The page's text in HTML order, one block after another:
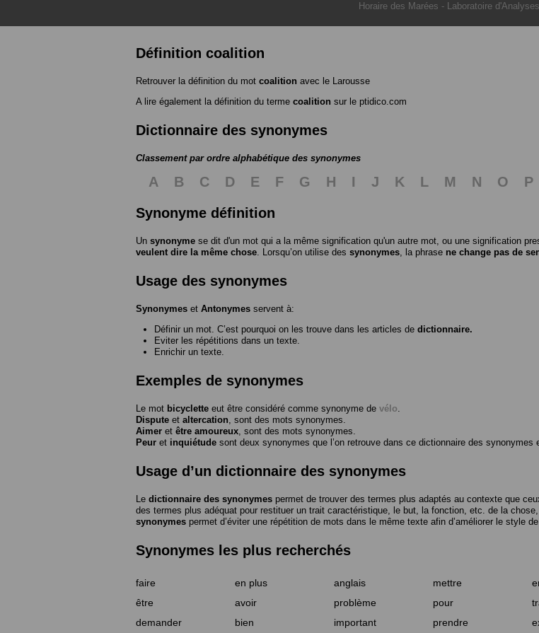
Horaire des Marées - Laboratoire
Définition coalition
Retrouver la définition du mot coalition avec le Larousse
A lire également la définition du terme coalition sur le ptidico.com
Dictionnaire des synonymes
Classement par ordre alphabétique des synonymes
A B C D E F G H I J K L M N O P
Synonyme définition
Un synonyme se dit d'un mot qui a la même signification qu'un autre mot, ou une signification
veulent dire la même chose. Lorsqu’on utilise des synonymes, la phrase ne change pas de
Usage des synonymes
Synonymes et Antonymes servent à:
Définir un mot. C’est pourquoi on les trouve dans les articles de dictionnaire.
Eviter les répétitions dans un texte.
Enrichir un texte.
Exemples de synonymes
Le mot bicyclette eut être considéré comme synonyme de vélo.
Dispute et altercation, sont des mots synonymes.
Aimer et être amoureux, sont des mots synonymes.
Peur et inquiétude sont deux synonymes que l’on retrouve dans ce dictionnaire des synonymes
Usage d’un dictionnaire des synonymes
Le dictionnaire des synonymes permet de trouver des termes plus adaptés au contexte que
des termes plus adéquat pour restituer un trait caractéristique, le but, la fonction, etc. de la
synonymes permet d’éviter une répétition de mots dans le même texte afin d’améliorer le style
Synonymes les plus recherchés
faire en plus anglais mettre
être
avoir problème pour
demander
bien important prendre